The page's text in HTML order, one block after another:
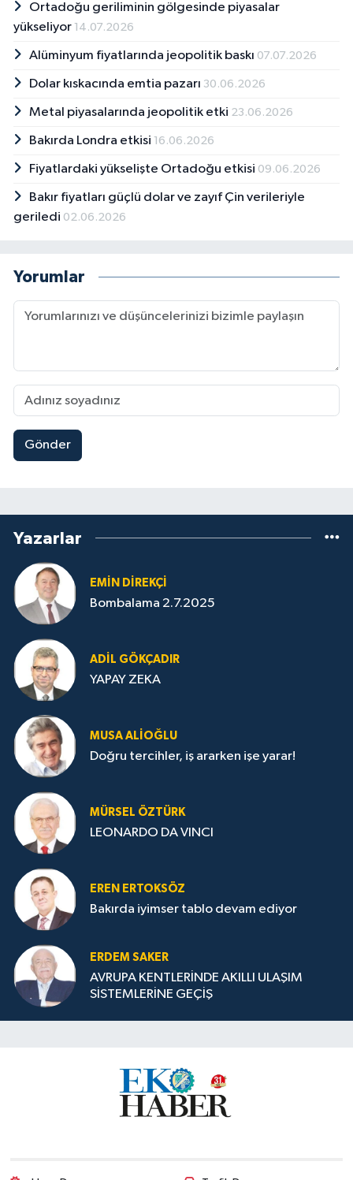
Ortadoğu geriliminin gölgesinde piyasalar
yükseliyor 14.07.2026
Alüminyum fiyatlarında jeopolitik baskı 07.07.2026
Dolar kıskacında emtia pazarı 30.06.2026
Metal piyasalarında jeopolitik etki 23.06.2026
Bakırda Londra etkisi 16.06.2026
Fiyatlardaki yükselişte Ortadoğu etkisi 09.06.2026
Bakır fiyatları güçlü dolar ve zayıf Çin verileriyle
geriledi 02.06.2026
Yorumlar
Gönder
Yazarlar
EMIN DIREKÇI
Bombalama 2.7.2025
ADIL GÖKÇADIR
YAPAY ZEKA
MUSA ALIOĞLU
Doğru tercihler, iş ararken işe yarar!
MÜRSEL ÖZTÜRK
LEONARDO DA VINCI
EREN ERTOKSÖZ
Bakırda iyimser tablo devam ediyor
ERDEM SAKER
AVRUPA KENTLERİNDE AKILLI ULAŞIM
SİSTEMLERİNE GEÇİŞ